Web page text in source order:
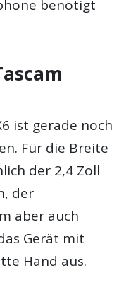
benötigt
ist gerade noch
Für die Breite
der 2,4 Zoll
der
aber auch
Gerät mit
Hand aus.